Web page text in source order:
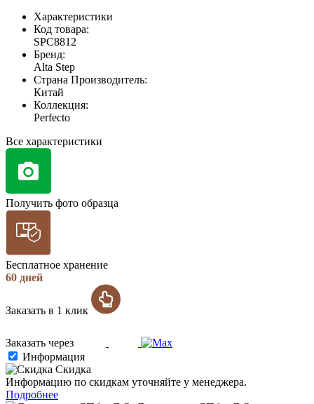
Характеристики
Код товара:
SPC8812
Бренд:
Alta Step
Страна Производитель:
Китай
Коллекция:
Perfecto
Все характеристики
Получить фото образца
Бесплатное хранение
60 дней
Заказать в 1 клик
Заказать через
Информация
Скидка
Информацию по скидкам уточняйте у менеджера.
Подробнее